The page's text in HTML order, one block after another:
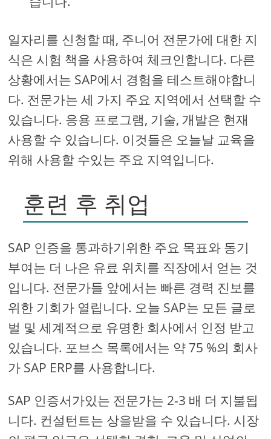
일자리를 신청할 때, 주니어 전문가에 대한 지
식은 시험 책을 사용하여 체크인합니다. 다른
상황에서는 SAP에서 경험을 테스트해야합니
다. 전문가는 세 가지 주요 지역에서 선택할 수
있습니다. 응용 프로그램, 기술, 개발은 현재
사용할 수 있습니다. 이것들은 오늘날 교육을
위해 사용할 수있는 주요 지역입니다.
훈련 후 취업
SAP 인증을 통과하기위한 주요 목표와 동기
부여는 더 나은 유료 위치를 직장에서 얻는 것
입니다. 전문가들 앞에서는 빠른 경력 진보를
위한 기회가 열립니다. 오늘 SAP는 모든 글로
벌 및 세계적으로 유명한 회사에서 인정 받고
있습니다. 포브스 목록에서는 약 75 %의 회사
가 SAP ERP를 사용합니다.
SAP 인증서가있는 전문가는 2-3 배 더 지불됩
니다. 컨설턴트는 상을받을 수 있습니다. 시장